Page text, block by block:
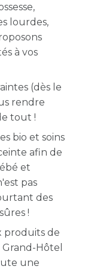
lourdes,
à vos
(dès le
rendre
tout !
bio et soins
afin de
et
pas
des
!
produits de
Hôtel
une